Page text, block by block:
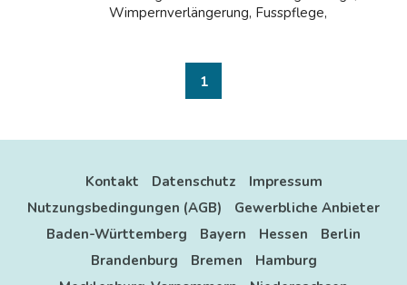
Wimpernverlängerung, Fusspflege,
erfolgreiche Ausbildungsk...
1
Kontakt Datenschutz
Impressum
Nutzungsbedingungen (AGB)
Gewerbliche Anbieter
Baden-Württemberg
Bayern Hessen
Berlin
Brandenburg
Bremen
Hamburg